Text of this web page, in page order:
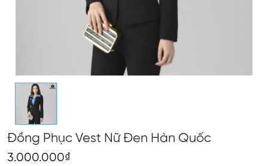
Đồng Phục Vest Nữ Đen Hàn Quốc
3.000.000₫